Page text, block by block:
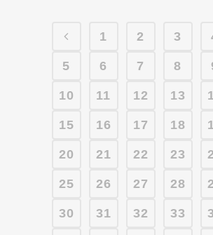
1 2 3
5 6 7 8
10 11 12 13
15 16 17 18
20 21 22 23
25 26 27 28
30 31 32 33